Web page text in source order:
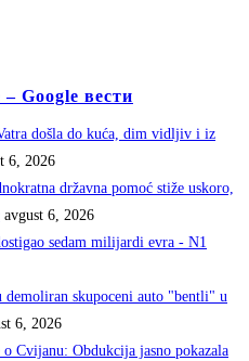
Google вести
došla do kuća, dim vidljiv i iz
6, 2026
državna pomoć stiže uskoro,
avgust 6, 2026
sedam milijardi evra - N1
demoliran skupoceni auto "bentli" u
6, 2026
Cvijanu: Obdukcija jasno pokazala